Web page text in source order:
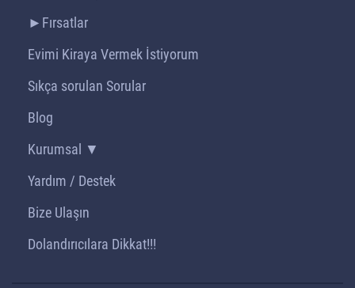
►Fırsatlar
Evimi Kiraya Vermek İstiyorum
Sıkça sorulan Sorular
Blog
Kurumsal ▼
Yardım / Destek
Bize Ulaşın
Dolandırıcılara Dikkat!!!